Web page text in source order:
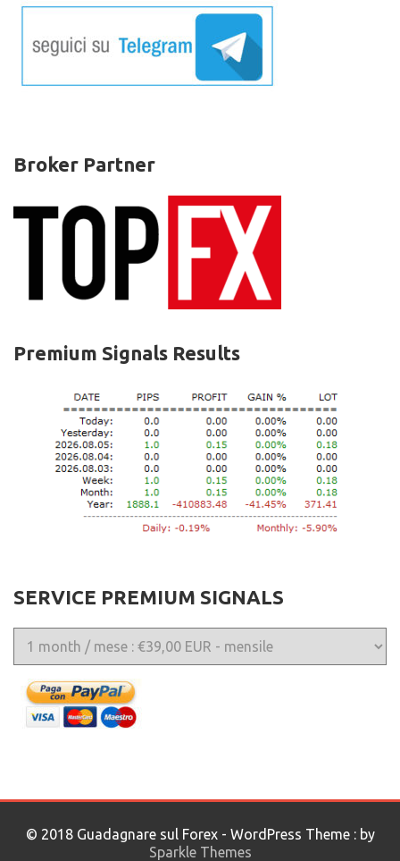
–
Altcoin
News
Broker Partner
Premium Signals Results
SERVICE PREMIUM SIGNALS
© 2018 Guadagnare sul Forex - WordPress Theme : by
Sparkle Themes